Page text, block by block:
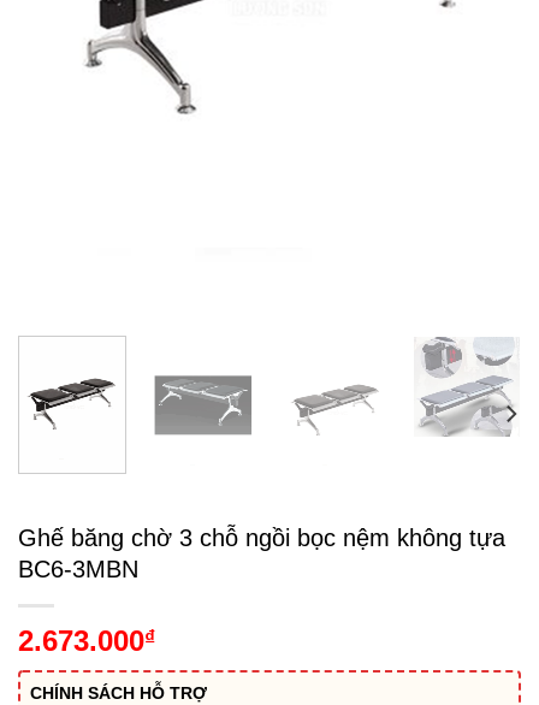
Ghế băng chờ 3 chỗ ngồi bọc nệm không tựa
BC6-3MBN
2.673.000₫
CHÍNH SÁCH HỖ TRỢ